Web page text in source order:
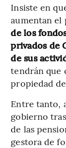
Insiste en
aumentan el
de los
privados de
de sus
tendrán que
propiedad
Entre tanto,
gobierno
de las
gestora de